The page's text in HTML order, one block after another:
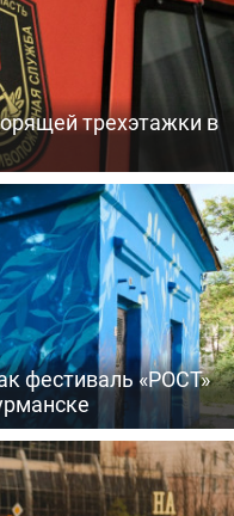
трехэтажки в
фестиваль «РОСТ»